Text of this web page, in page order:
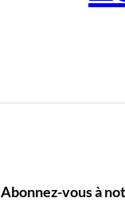
Abonnez-vous à